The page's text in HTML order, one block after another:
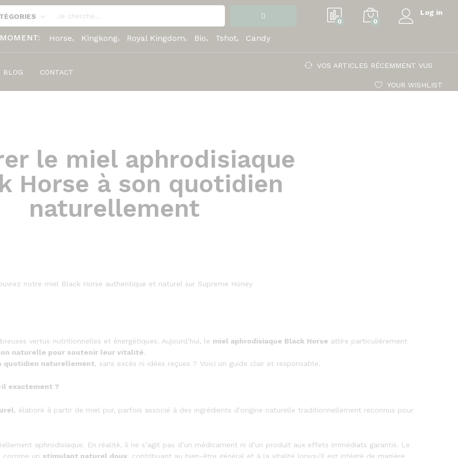
Horse Kingkong Royal Kingdom Bio Tshot Candy
0 0
Log in
BLOG CONTACT
VOS ARTICLES RÉCEMMENT VUS
YOUR WISHLIST
le miel aphrodisiaque
Horse à son quotidien
naturellement
vertus nutritionnelles et énergétiques. Aujourd’hui, le miel aphrodisiaque Black Horse attire particulièrement
naturelle pour soutenir leur vitalité.
quotidien naturellement, sans excès ni idées reçues ? Voici un guide clair et responsable.
il exactement ?
, élaboré à partir de miel pur, parfois associé à des ingrédients d’origine naturelle traditionnellement reconnus pour
aphrodisiaque. En réalité, il ne s’agit pas d’un médicament ni d’un produit aux effets immédiats garantis. Le
un stimulant naturel doux, contribuant au bien-être général et à la vitalité lorsqu’il est intégré de manière